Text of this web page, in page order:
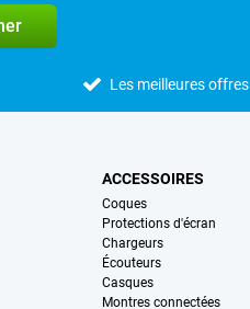
Les meilleures offres
ACCESSOIRES
Coques
Protections d'écran
Chargeurs
Écouteurs
Casques
Montres connectées